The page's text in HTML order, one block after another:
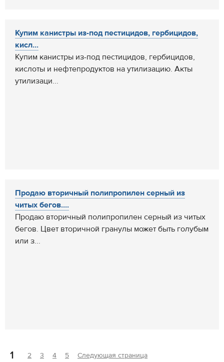
Купим канистры из-под пестицидов, гербицидов,
кисл...
Купим канистры из-под пестицидов, гербицидов,
кислоты и нефтепродуктов на утилизацию. Акты
утилизаци...
Продаю вторичный полипропилен серный из
читых бегов....
Продаю вторичный полипропилен серный из читых
бегов. Цвет вторичной гранулы может быть голубым
или з...
1 2 3 4 5 Следующая страница